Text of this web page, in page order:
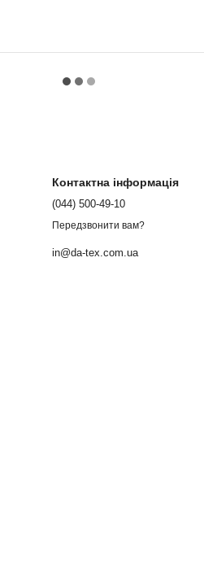
Контактна інформація
(044) 500-49-10
Передзвонити вам?
in@da-tex.com.ua